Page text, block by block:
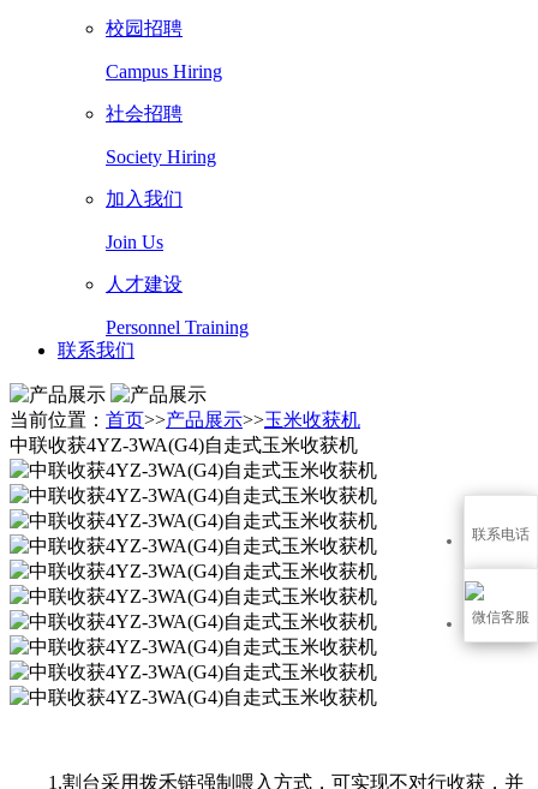
校园招聘
Campus Hiring
社会招聘
Society Hiring
加入我们
Join Us
人才建设
Personnel Training
联系我们
当前位置： 首页>>产品展示>>玉米收获机
中联收获4YZ-3WA(G4)自走式玉米收获机
1.割台采用拨禾链强制喂入方式，可实现不对行收获，并
联系电话
微信客服